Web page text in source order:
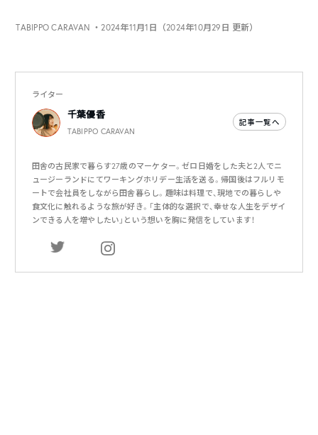
TABIPPO CARAVAN ・2024年11月1日（2024年10月29日 更新）
ライター
千葉優香
TABIPPO CARAVAN
記事一覧へ
田舎の古民家で暮らす27歳のマーケター。ゼロ日婚をした夫と2人でニ
ュージーランドにてワーキングホリデー生活を送る。帰国後はフルリモ
ートで会社員をしながら田舎暮らし。趣味は料理で、現地での暮らしや
食文化に触れるような旅が好き。「主体的な選択で、幸せな人生をデザイ
ンできる人を増やしたい」という想いを胸に発信をしています！